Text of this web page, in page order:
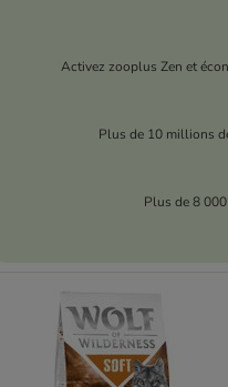
Activez zooplus Zen et
Plus de 10 millions
Plus de 8